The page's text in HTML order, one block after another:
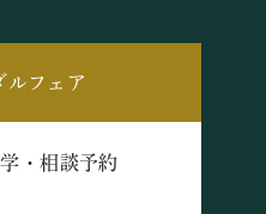
ルフェア
・相談予約